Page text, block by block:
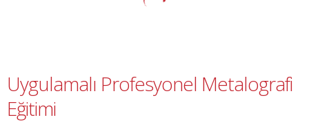
Uygulamalı Profesyonel Metalografi
Eğitimi